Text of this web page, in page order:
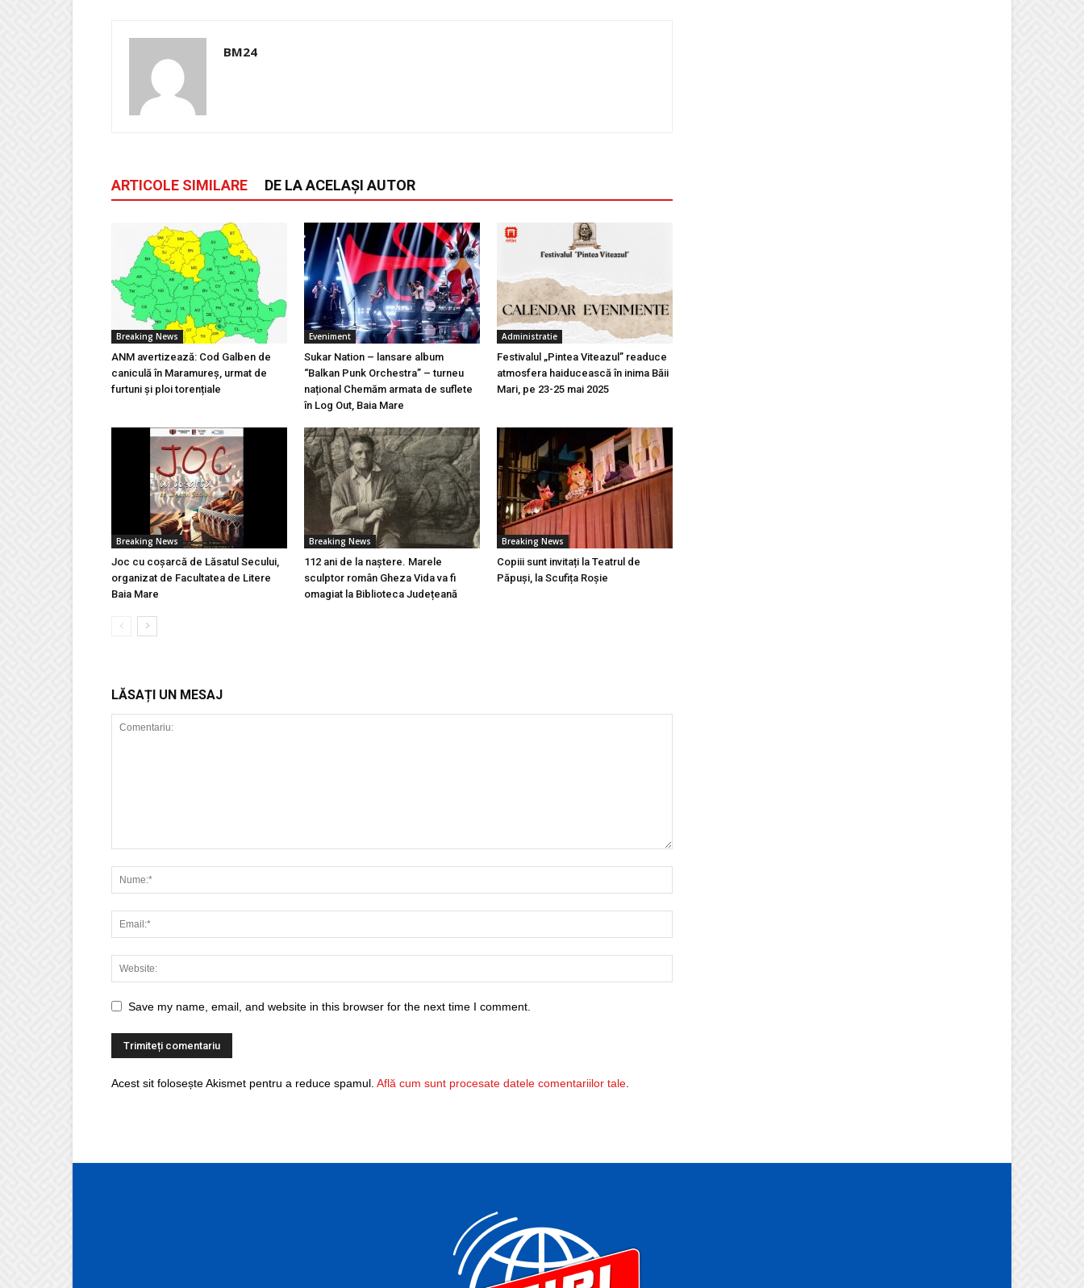
BM24
ARTICOLE SIMILARE DE LA ACELAȘI AUTOR
Breaking News
ANM avertizează: Cod Galben de
caniculă în Maramureș, urmat de
furtuni și ploi torențiale
Eveniment
Sukar Nation – lansare album
“Balkan Punk Orchestra” – turneu
național Chemăm armata de suflete
în Log Out, Baia Mare
Administratie
Festivalul „Pintea Viteazul” readuce
atmosfera haiducească în inima Băii
Mari, pe 23-25 mai 2025
Breaking News
Joc cu coșarcă de Lăsatul Secului,
organizat de Facultatea de Litere
Baia Mare
Breaking News
112 ani de la naștere. Marele
sculptor român Gheza Vida va fi
omagiat la Biblioteca Județeană
Breaking News
Copiii sunt invitați la Teatrul de
Păpuși, la Scufița Roșie
LĂSAȚI UN MESAJ
Save my name, email, and website in this browser for the next time I comment.
Acest sit folosește Akismet pentru a reduce spamul. Află cum sunt procesate datele comentariilor tale